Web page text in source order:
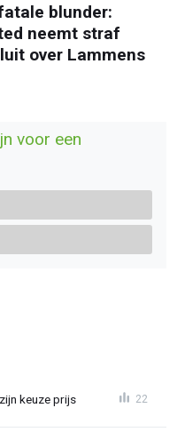
blunder:
neemt straf
over Lammens
voor een
keuze prijs 22